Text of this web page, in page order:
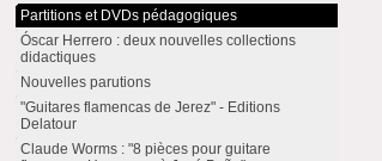
Partitions et DVDs pédagogiques
Óscar Herrero : deux nouvelles collections
didactiques
Nouvelles parutions
"Guitares flamencas de Jerez" - Editions
Delatour
Claude Worms : "8 pièces pour guitare